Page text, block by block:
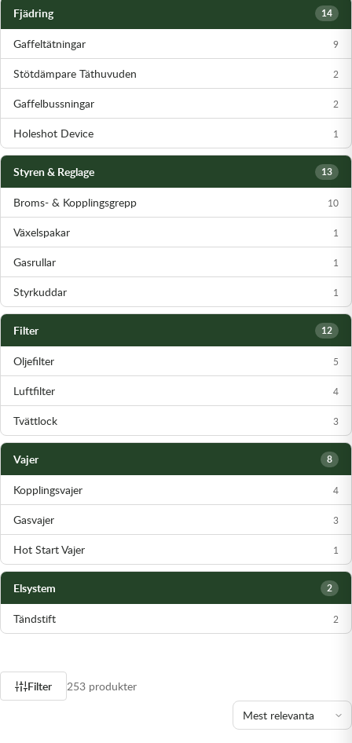
Fjädring 14
Gaffeltätningar 9
Stötdämpare Täthuvuden 2
Gaffelbussningar 2
Holeshot Device 1
Styren & Reglage 13
Broms- & Kopplingsgrepp 10
Växelspakar 1
Gasrullar 1
Styrkuddar 1
Filter 12
Oljefilter 5
Luftfilter 4
Tvättlock 3
Vajer 8
Kopplingsvajer 4
Gasvajer 3
Hot Start Vajer 1
Elsystem 2
Tändstift 2
Filter 253 produkter